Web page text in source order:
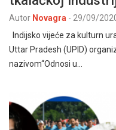
Autor Novagra - 29/09/
Indijsko vijeće za kulturn
Uttar Pradesh (UPID)
nazivom“Odnosi u…